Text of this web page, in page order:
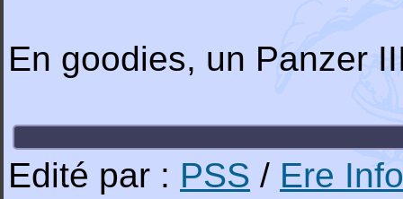
En goodies, un Panzer
Edité par : PSS / Ere